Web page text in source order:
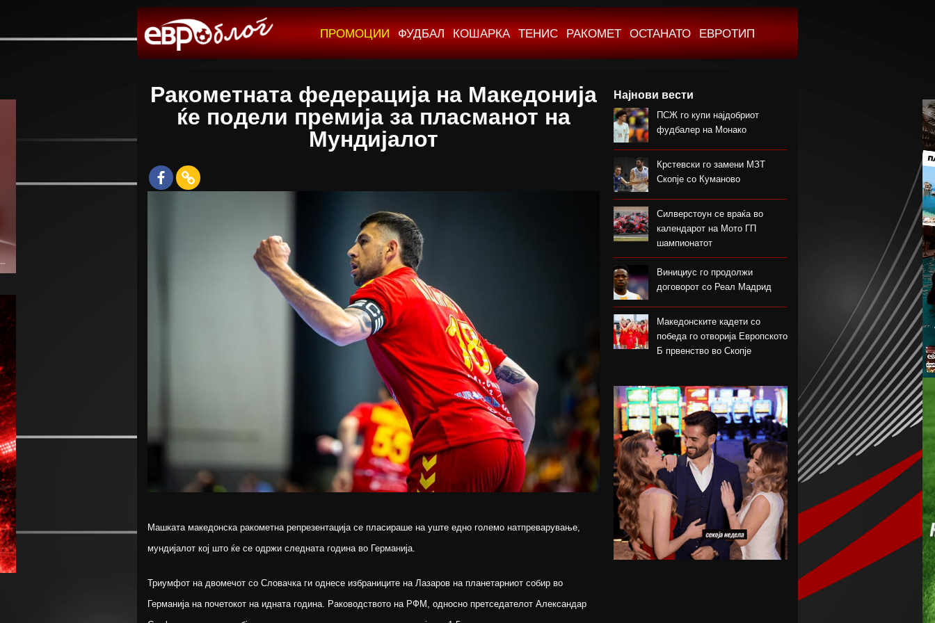
ПРОМОЦИИ ФУДБАЛ КОШАРКА ТЕНИС РАКОМЕТ ОСТАНАТО ЕВРОТИП
Ракометната федерација на Македонија
ќе подели премија за пласманот на
Мундијалот
Машката македонска ракометна репрезентација се пласираше на уште едно големо натпреварување,
мундијалот кој што ќе се одржи следната година во Германија.
Триумфот на двомечот со Словачка ги однесе избраниците на Лазаров на планетарниот собир во
Германија на почетокот на идната година. Раководството на РФМ, односно претседателот Александар
Најнови вести
ПСЖ го купи најдобриот
фудбалер на Монако
Крстевски го замени МЗТ
Скопје со Куманово
Силверстоун се враќа во
календарот на Мото ГП
шампионатот
Винициус го продолжи
договорот со Реал Мадрид
Македонските кадети со
победа го отворија Европското
Б првенство во Скопје
првиот меч против Хибернијан
Реал го официјализира
рекордниот трансфер на
Диоманде
Томас Волкап преговара со
Дубаи
Перишиќ дал согласност за
враќање во Интер